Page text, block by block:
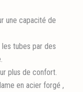
une capacité de
tubes par des
plus de confort.
en acier forgé ,